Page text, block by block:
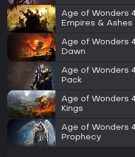
Age of Wonders
Empires & Ashes
Age of Wonders
Dawn
Age of Wonders
Pack
Age of Wonders
Kings
Age of Wonders
Prophecy